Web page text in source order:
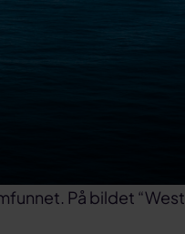
På bildet “West